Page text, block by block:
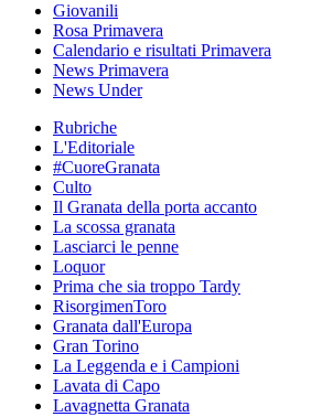
Giovanili
Rosa Primavera
Calendario e risultati Primavera
News Primavera
News Under
Rubriche
L'Editoriale
#CuoreGranata
Culto
Il Granata della porta accanto
La scossa granata
Lasciarci le penne
Loquor
Prima che sia troppo Tardy
RisorgimenToro
Granata dall'Europa
Gran Torino
La Leggenda e i Campioni
Lavata di Capo
Lavagnetta Granata